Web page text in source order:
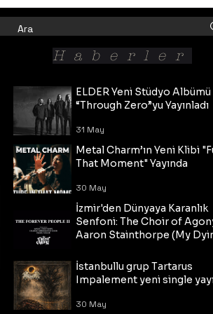
ELDER Yeni Stüdyo Albümü
“Through Zero”yu Yayınladı
31 May
Metal Charm’ın Yeni Klibi
That Moment" Yayında
30 May
İzmir'den Dünyaya Karanlık
Senfoni: The Choir of
Aaron Stainthorpe (My
Tekli!
30 May
İstanbullu grup Tartarus
Impalement yeni single
30 May
Haberler